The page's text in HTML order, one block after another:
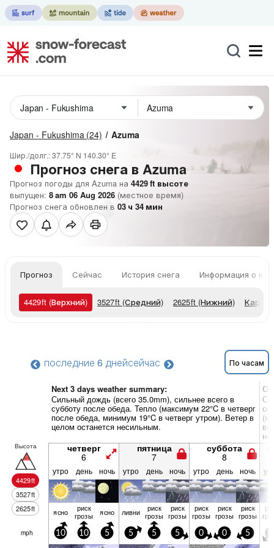
Japan - Fukushima (24) Azuma
Шир./долг.:37.75° N 140.30° E
Прогноз снега в Azuma
Прогноз погоды для Azuma на 4429ft высоте
выпущен: 8 am 06 Aug 2026 (местное время)
Прогноз снега обновлен в 03 ч 34 мин
Прогноз Сейчас История снега Информация о
4429ft (Верхний) 3527ft (Средний) 2625ft (Нижний) Карты
последние 6 днейсейчас По часам
Next 3 days weather summary:
Сильный дождь (всего 35.0mm), сильнее всего в
субботу после обеда. Тепло (максимум 22°C в четверг
после обеда, минимум 19°C в четверг утром). Ветер в
целом останется несильным.
Высота
4429ft
3527ft
2625ft
четверг
6
пятница
7
суббота
8
утро день ночь утро день ночь утро день ночь
ясно риск
грозы ясно ливни риск
грозы
риск
грозы
риск
грозы
риск
грозы
риск
грозы
mph 10 10 5 5 5 5 0 0 5